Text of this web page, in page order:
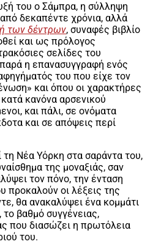
του ο Σάμπρα, η σύλληψη
δεκαπέντε χρόνια, αλλά
των δέντρων, συναφές βιβλίο
και ως πρόλογος
σελίδες του
η επανασυγγραφή ενός
του που είχε τον
και όπου οι χαρακτήρες
κανόνα αρσενικού
και πάλι, σε ονόματα
και σε απόψεις περί
Νέα Υόρκη στα σαράντα του,
της μοναξιάς, σαν
τον πόνο, την ένταση
προκαλούν οι λέξεις της
θα ανακαλύψει ένα κομμάτι
βαθμό συγγένειας,
που διασώζει η πρωτόλεια
του.